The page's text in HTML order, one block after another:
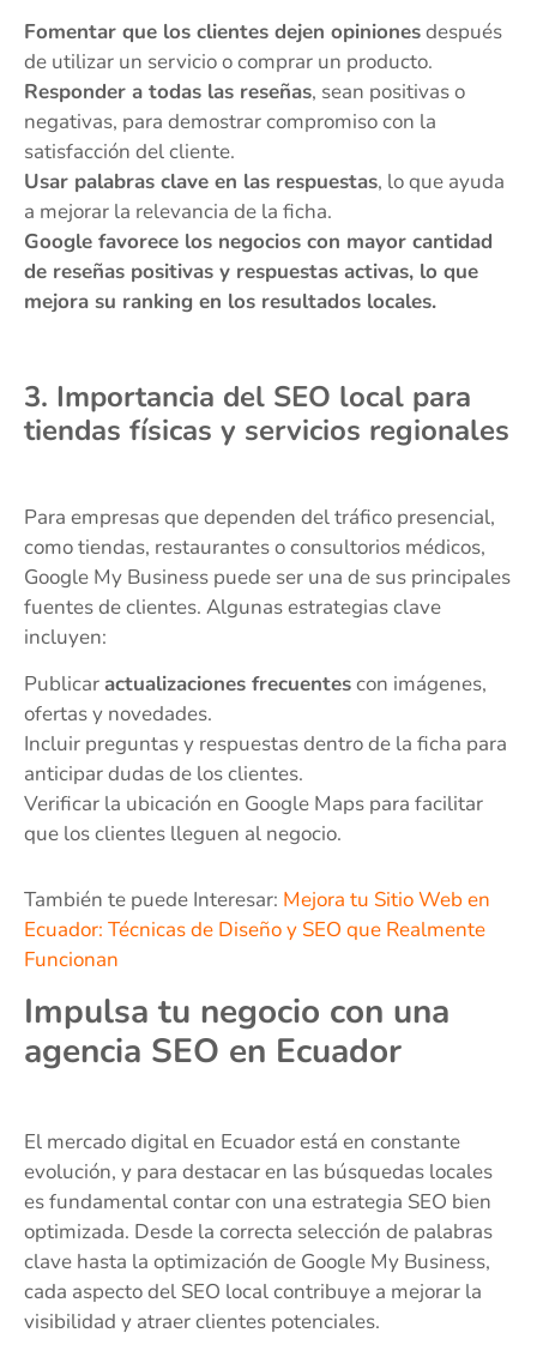
Fomentar que los clientes dejen opinionesdespués
de utilizar un servicio o comprar un producto.
Responder a todas las reseñas, sean positivas o
negativas, para demostrar compromiso con la
satisfacción del cliente.
Usar palabras clave en las respuestas, lo que ayuda
a mejorar la relevancia de la ficha.
Google favorece los negocios con mayor cantidad
de reseñas positivas y respuestas activas, lo que
mejora su ranking en los resultados locales.
3. Importancia del SEO local para
tiendas físicas y servicios regionales
Para empresas que dependen del tráfico presencial,
como tiendas, restaurantes o consultorios médicos,
Google My Business puede ser una de sus principales
fuentes de clientes. Algunas estrategias clave
incluyen:
Publicaractualizaciones frecuentescon imágenes,
ofertas y novedades.
Incluir preguntas y respuestas dentro de la ficha para
anticipar dudas de los clientes.
Verificar la ubicación en Google Maps para facilitar
que los clientes lleguen al negocio.
También te puede Interesar: Mejora tu Sitio Web en
Ecuador: Técnicas de Diseño y SEO que Realmente
Funcionan
Impulsa tu negocio con una
agencia SEO en Ecuador
El mercado digital en Ecuador está en constante
evolución, y para destacar en las búsquedas locales
es fundamental contar con una estrategia SEO bien
optimizada. Desde la correcta selección de palabras
clave hasta la optimización de Google My Business,
cada aspecto del SEO local contribuye a mejorar la
visibilidad y atraer clientes potenciales.